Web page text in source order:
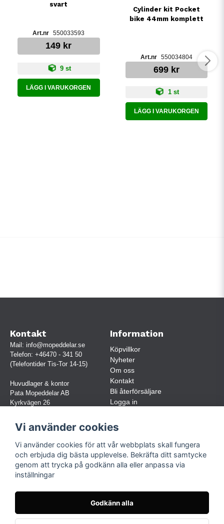
svart
550033593
149 kr
9 st
LÄGG I VARUKORGEN
Cylinder kit Pocket
bike 44mm komplett
550034804
699 kr
1 st
LÄGG I VARUKORGEN
Kontakt
Mail: info@mopeddelar.se
Telefon: +46470 - 341 50
(Telefontider Tis-Tor 14-15)
Huvudlager & kontor
Pata Mopeddelar AB
Kyrkvägen 26
(OBS. Endast förbokade besök)
Org.nr:
559030-5248
Jur. namn: Pata Mopeddelar AB
Information
Köpvillkor
Nyheter
Om oss
Kontakt
Bli återförsäljare
Logga in
Följ oss
TikTok
Vi använder cookies
Vi använder cookies för att vår webbplats skall fungera
och erbjuda dig bästa upplevelse. Bekräfta ditt samtycke
genom att trycka på godkänn alla eller anpassa via
inställningar
Godkänn alla